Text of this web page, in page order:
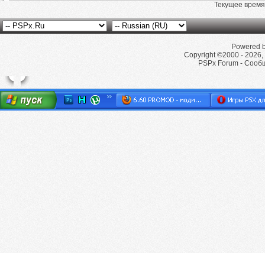
Текущее
Powered
Copyright ©2000 -
PSPx Forum -